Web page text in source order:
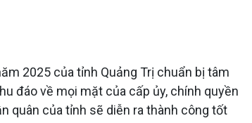
2025 của tỉnh Quảng Trị chuẩn bị tâm
đáo về mọi mặt của cấp ủy, chính quyền
quân của tỉnh sẽ diễn ra thành công tốt